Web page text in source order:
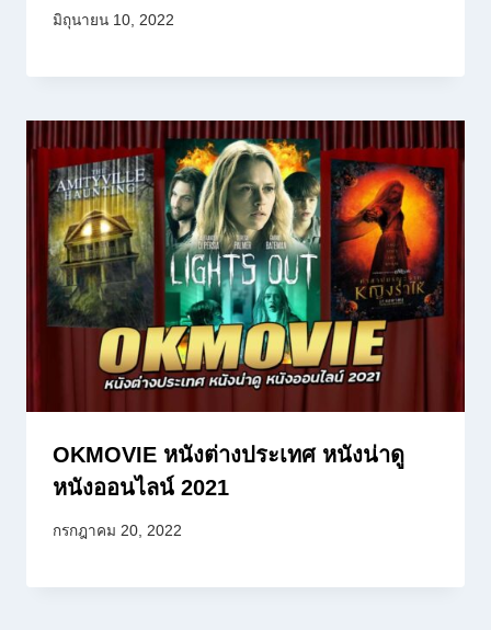
มิถุนายน 10, 2022
OKMOVIE หนังต่างประเทศ หนังน่าดู
หนังออนไลน์ 2021
กรกฎาคม 20, 2022